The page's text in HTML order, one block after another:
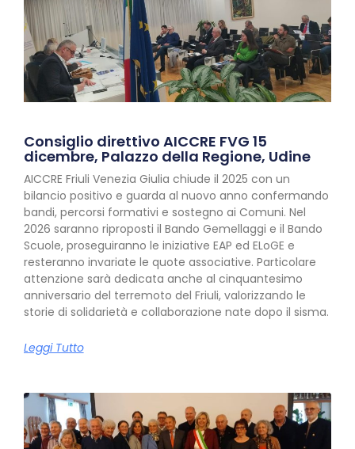
Consiglio direttivo AICCRE FVG 15
dicembre, Palazzo della Regione, Udine
AICCRE Friuli Venezia Giulia chiude il 2025 con un
bilancio positivo e guarda al nuovo anno confermando
bandi, percorsi formativi e sostegno ai Comuni. Nel
2026 saranno riproposti il Bando Gemellaggi e il Bando
Scuole, proseguiranno le iniziative EAP ed ELoGE e
resteranno invariate le quote associative. Particolare
attenzione sarà dedicata anche al cinquantesimo
anniversario del terremoto del Friuli, valorizzando le
storie di solidarietà e collaborazione nate dopo il sisma.
Leggi Tutto